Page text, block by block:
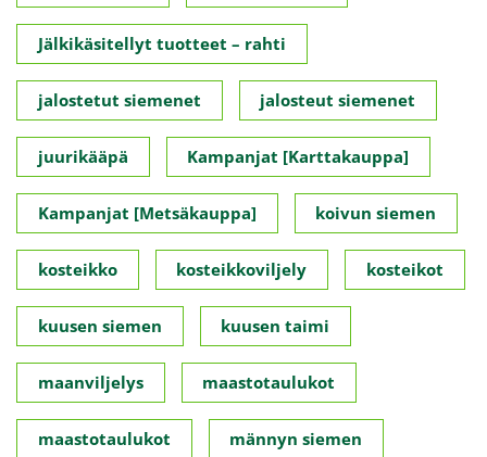
Jälkikäsitellyt tuotteet – rahti
jalostetut siemenet jalosteut siemenet
juurikääpä Kampanjat [Karttakauppa]
Kampanjat [Metsäkauppa] koivun siemen
kosteikko kosteikkoviljely kosteikot
kuusen siemen kuusen taimi
maanviljelys maastotaulukot
maastotaulukot männyn siemen